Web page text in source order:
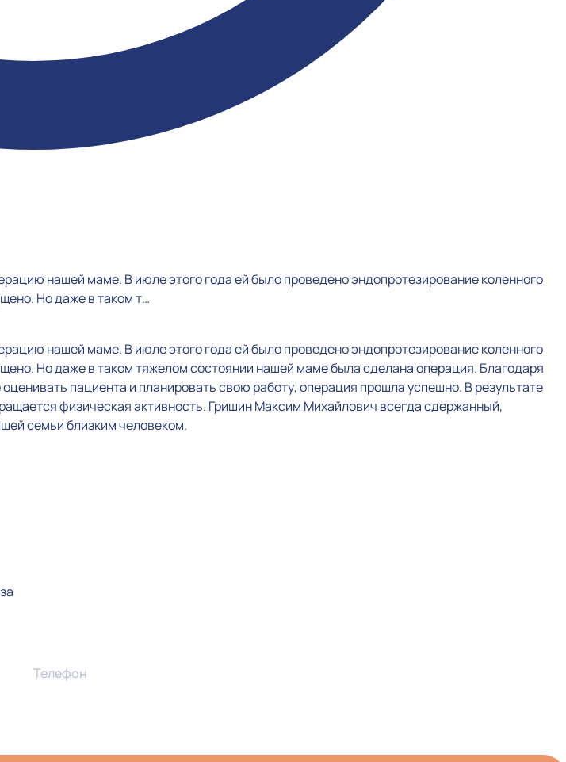
нашей маме. В июле этого года ей было проведено эндопротезирование коленного
Но даже в таком т…
нашей маме. В июле этого года ей было проведено эндопротезирование коленного
Но даже в таком тяжелом состоянии нашей маме была сделана операция. Благодаря
пациента и планировать свою работу, операция прошла успешно. В результате
физическая активность. Гришин Максим Михайлович всегда сдержанный,
семьи близким человеком.
Телефон